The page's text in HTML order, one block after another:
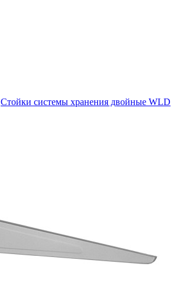
Стойки системы хранения двойные WLD